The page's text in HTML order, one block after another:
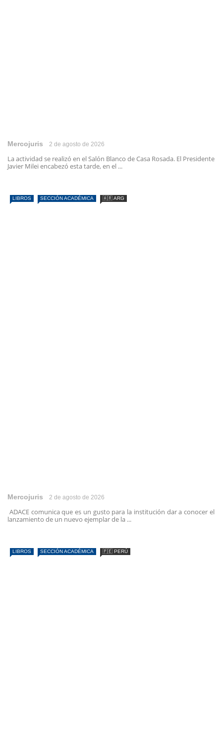
Mercojuris 2 de agosto de 2026
La actividad se realizó en el Salón Blanco de Casa Rosada. El Presidente
Javier Milei encabezó esta tarde, en el ...
LIBROS SECCIÓN ACADÉMICA 🇦🇷 ARG
Mercojuris 2 de agosto de 2026
ADACE comunica que es un gusto para la institución dar a conocer el
lanzamiento de un nuevo ejemplar de la ...
LIBROS SECCIÓN ACADÉMICA 🇵🇪 PERÚ